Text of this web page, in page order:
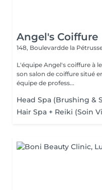
Angel's Coiffure
148, Boulevardde la
L'équipe Angel's coiffure à
son salon de coiffure situé en
équipe de profess...
Head Spa (Brushing &
Hair Spa + Reiki (Soin